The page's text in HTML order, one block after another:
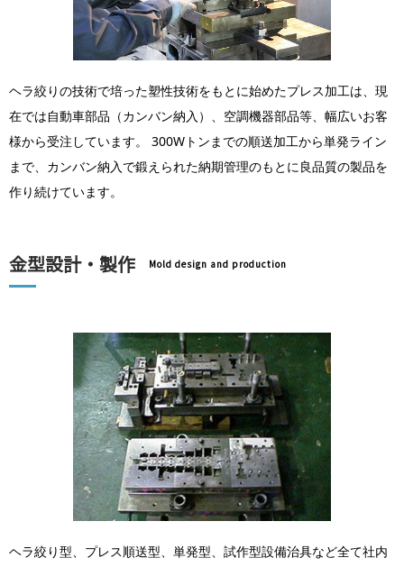
ヘラ絞りの技術で培った塑性技術をもとに始めたプレス加工は、現
在では自動車部品（カンバン納入）、空調機器部品等、幅広いお客
様から受注しています。 300Wトンまでの順送加工から単発ライン
まで、カンバン納入で鍛えられた納期管理のもとに良品質の製品を
作り続けています。
金型設計・製作 Mold design and production
ヘラ絞り型、プレス順送型、単発型、試作型設備治具など全て社内